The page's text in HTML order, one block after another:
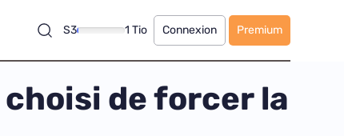
S3 1 Tio Connexion Premium
de forcer la